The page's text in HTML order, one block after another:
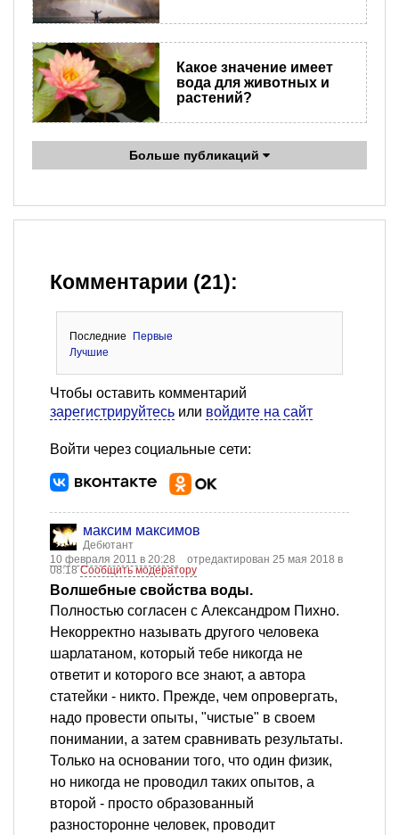
Какое значение имеет
вода для животных и
растений?
Больше публикаций
Комментарии (21):
Последние
Первые
Лучшие
Чтобы оставить комментарий
зарегистрируйтесь или войдите на сайт
Войти через социальные сети:
максим максимов
Дебютант
10 февраля 2011 в 20:28
отредактирован 25 мая 2018 в
08:18Сообщить модератору
Волшебные свойства воды.
Полностью согласен с Александром Пихно.
Некорректно называть другого человека
шарлатаном, который тебе никогда не
ответит и которого все знают, а автора
статейки - никто. Прежде, чем опровергать,
надо провести опыты, "чистые" в своем
понимании, а затем сравнивать результаты.
Только на основании того, что один физик,
но никогда не проводил таких опытов, а
второй - просто образованный
разносторонне человек, проводит